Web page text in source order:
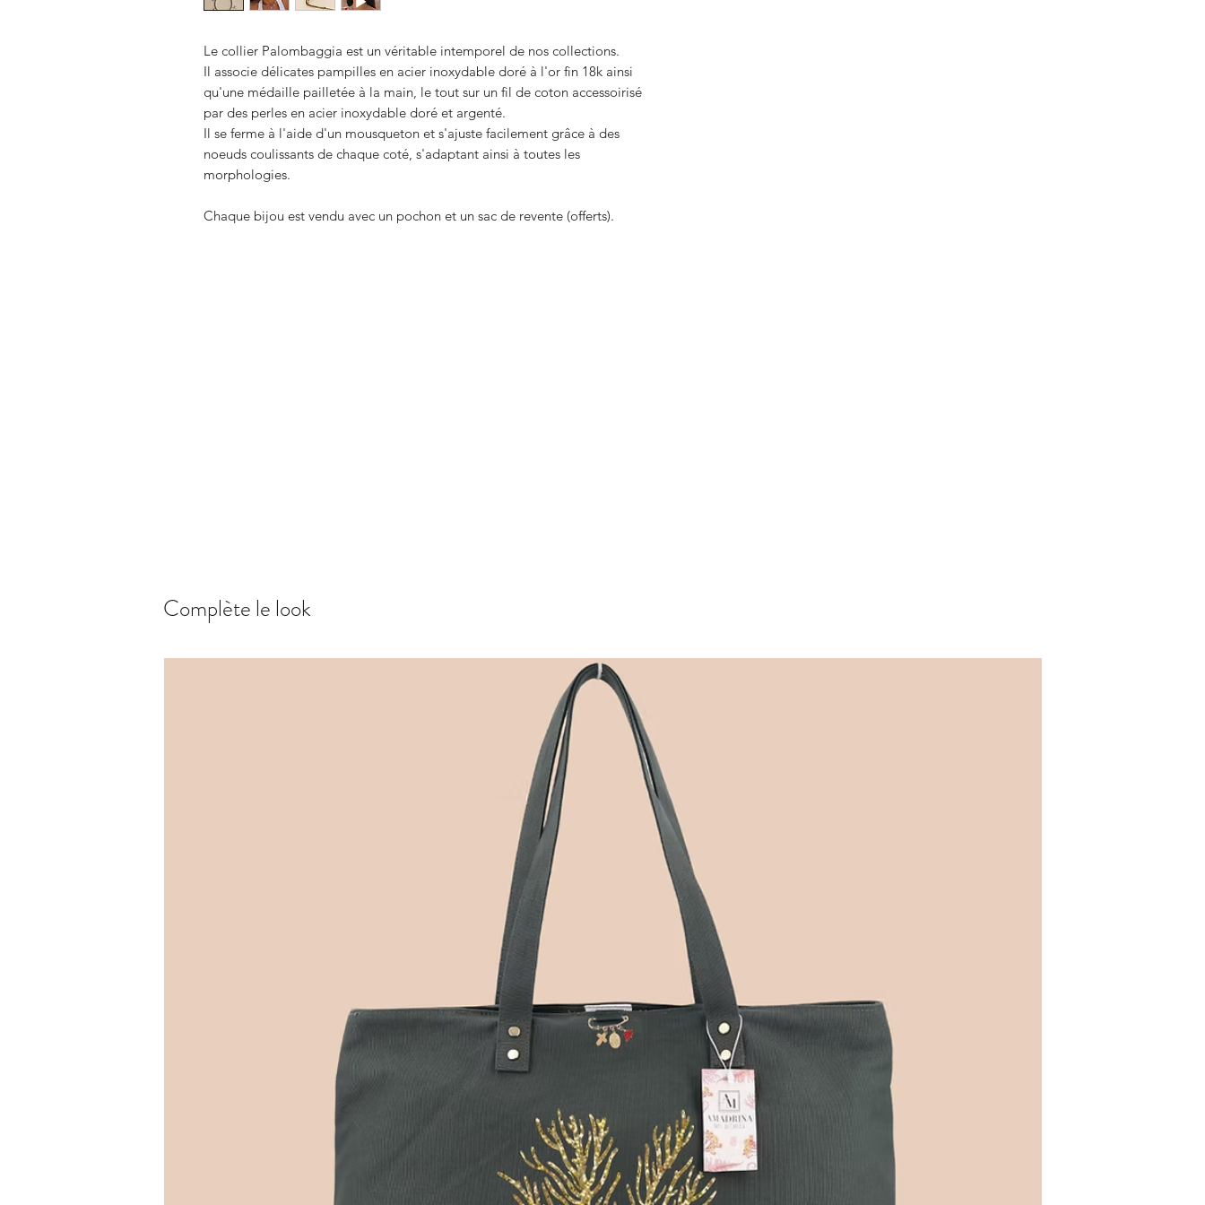
Le collier Palombaggia est un véritable intemporel de nos collections.
Il associe délicates pampilles en acier inoxydable doré à l'or fin 18k ainsi
qu'une médaille pailletée à la main, le tout sur un fil de coton accessoirisé
par des perles en acier inoxydable doré et argenté.
Il se ferme à l'aide d'un mousqueton et s'ajuste facilement grâce à des
noeuds coulissants de chaque coté, s'adaptant ainsi à toutes les
morphologies.
Chaque bijou est vendu avec un pochon et un sac de revente (offerts).
Complète le look